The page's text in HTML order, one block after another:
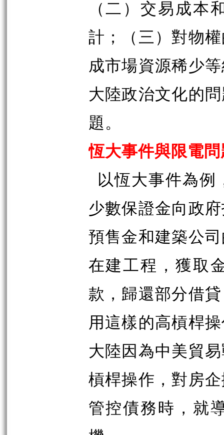
（二）交易成本
計；（三）對物
成市場資源稀少
大陸政治文化的
題。
恆大事件與限電問
以恆大事件為例
少數保證金向政
預售金和建築公
在建工程，獲取
款，歸還部分借
用這樣的高槓桿
大陸因為中美貿
槓桿操作，對房
管控債務時，就